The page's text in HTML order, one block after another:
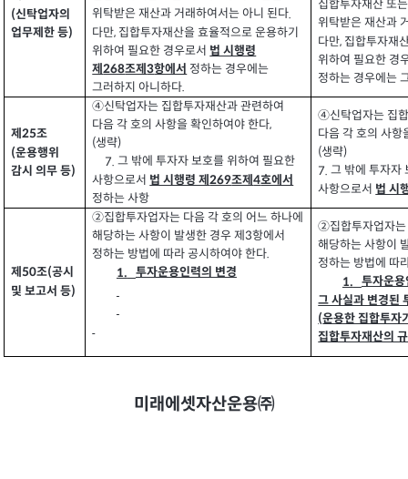
(신탁업자의
업무제한 등)
위탁받은 재산과 거래하여서는 아니 된다.
다만, 집합투자재산을 효율적으로 운용하기
위하여 필요한 경우로서 법 시행령
제268조제3항에서 정하는 경우에는
그러하지 아니하다.
집합투자재산 또
위탁받은 재산과
다만, 집합투자재
위하여 필요한 경
정하는 경우에는
제25조
(운용행위
감시 의무 등)
④신탁업자는 집합투자재산과 관련하여
다음 각 호의 사항을 확인하여야 한다,
(생략)
7. 그 밖에 투자자 보호를 위하여 필요한
사항으로서 법 시행령 제269조제4호에서
정하는 사항
④신탁업자는 집
다음 각 호의 사항
(생략)
7.그 밖에 투자자
사항으로서 법 시
제 50조(공시
및 보고서 등)
②집합투자업자는 다음 각 호의 어느 하나에
해당하는 사항이 발생한 경우 제3항에서
정하는 방법에 따라 공시하여야 한다.
1.
투자운용인력의 변경
②집합투자업자는
해당하는 사항이
정하는 방법에 따
1.
투자운
그 사실과 변경된
(운용한 집합투자
집합투자재산의
미래에셋자산운용㈜